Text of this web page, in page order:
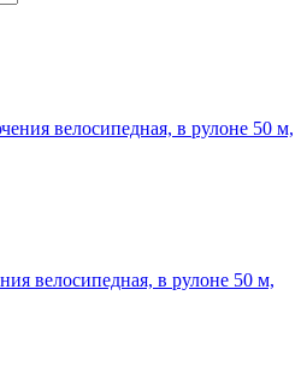
велосипедная, в рулоне 50 м,